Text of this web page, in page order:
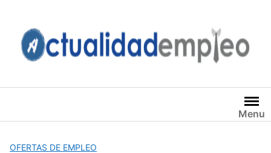
contenido
Menu
OFERTAS DE EMPLEO